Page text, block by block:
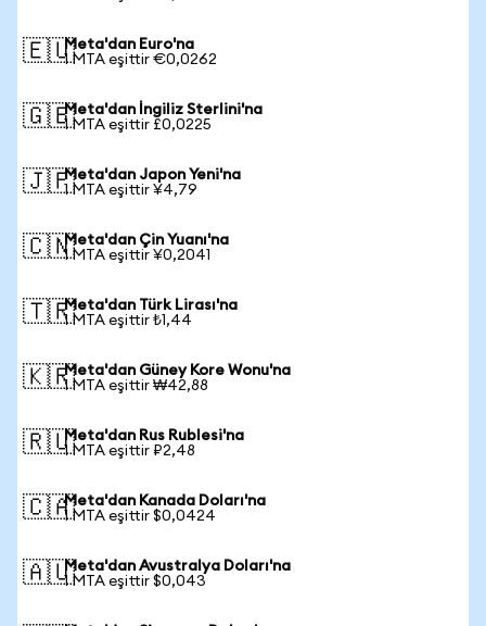
🇪🇺Meta'dan Euro'na
1 MTA eşittir €0,0262
🇬🇧Meta'dan İngiliz Sterlini'na
1 MTA eşittir £0,0225
🇯🇵Meta'dan Japon Yeni'na
1 MTA eşittir ¥4,79
🇨🇳Meta'dan Çin Yuanı'na
1 MTA eşittir ¥0,2041
🇹🇷Meta'dan Türk Lirası'na
1 MTA eşittir ₺1,44
🇰🇷Meta'dan Güney Kore Wonu'na
1 MTA eşittir ₩42,88
🇷🇺Meta'dan Rus Rublesi'na
1 MTA eşittir ₽2,48
🇨🇦Meta'dan Kanada Doları'na
1 MTA eşittir $0,0424
🇦🇺Meta'dan Avustralya Doları'na
1 MTA eşittir $0,043